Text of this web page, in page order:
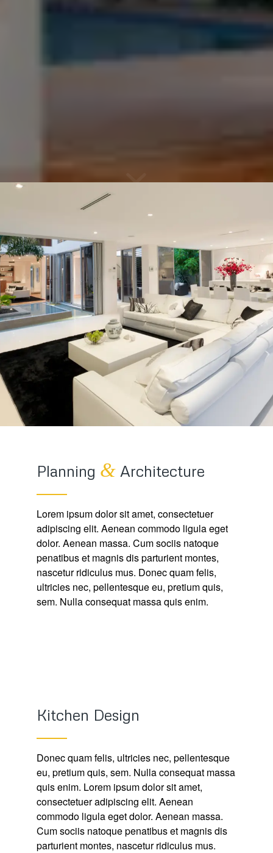
Planning & Architecture
Lorem ipsum dolor sit amet, consectetuer
adipiscing elit. Aenean commodo ligula eget
dolor. Aenean massa. Cum sociis natoque
penatibus et magnis dis parturient montes,
nascetur ridiculus mus. Donec quam felis,
ultricies nec, pellentesque eu, pretium quis,
sem. Nulla consequat massa quis enim.
Kitchen Design
Donec quam felis, ultricies nec, pellentesque
eu, pretium quis, sem. Nulla consequat massa
quis enim. Lorem ipsum dolor sit amet,
consectetuer adipiscing elit. Aenean
commodo ligula eget dolor. Aenean massa.
Cum sociis natoque penatibus et magnis dis
parturient montes, nascetur ridiculus mus.